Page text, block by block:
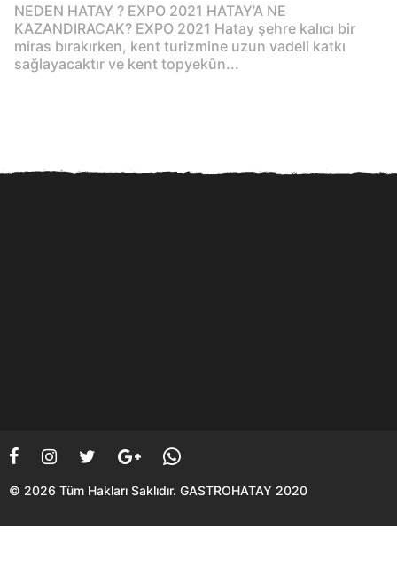
NEDEN HATAY ? EXPO 2021 HATAY’A NE
KAZANDIRACAK? EXPO 2021 Hatay şehre kalıcı bir
miras bırakırken, kent turizmine uzun vadeli katkı
sağlayacaktır ve kent topyekûn...
© 2026 Tüm Hakları Saklıdır. GASTROHATAY 2020